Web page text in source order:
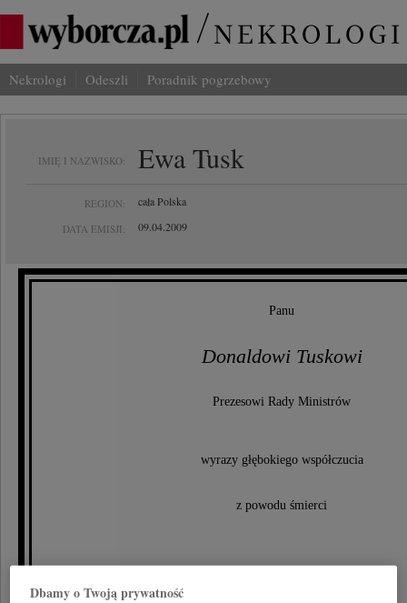
Nekrologi Odeszli Poradnik pogrzebowy
IMIĘ I NAZWISKO: Ewa Tusk
REGION: cała Polska
DATA EMISJI: 09.04.2009
Panu
Donaldowi Tuskowi
Prezesowi Rady Ministrów
wyrazy głębokiego współczucia
z powodu śmierci
Dbamy o Twoją prywatność